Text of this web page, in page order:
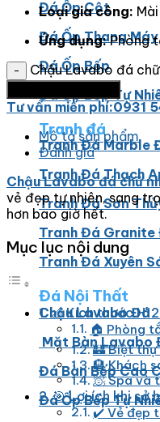
Đá Ốp Cột
Đá Ốp Thang Máy
Đá Ốp Bếp
Đá Ốp Bếp Tự
Tranh đá
Tranh Đá Marble
Tranh Đá Thạch
Tranh Đá Sơn
Tranh Đá Granite
Tranh Đá Xuyên
Đá Nội Thất
Chậu Lavabo Đá
Mặt Bàn Lavabo
Đá Bàn Bếp Cao
Đá Ốp Bếp Tự
Loại gia công:
Ứng dụng:Phòng
Chậu Lavabo đá
Tư vấn miến phí:0931
Mô tả sản phẩm
Đánh giá
Chậu Lavabo đá chữ
vẻ đẹp tự nhiên, sang
hơn bao giờ hết.
Mục lục nội dung
📐 Kích thước
🏠 Phòng
🏰 Biệt
🏨 Khách
🧖 Spa và
🎯 Lợi ích khi sở
✔️ Vẻ đẹp